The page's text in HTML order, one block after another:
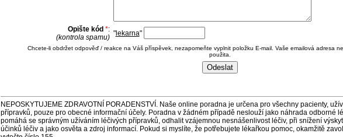
Opište kód *:
(kontrola spamu) "lekarna"
Chcete-li obdržet odpověď / reakce na Váš příspěvek, nezapomeňte vyplnit položku E-mail. Vaše emailová adresa
použita.
NEPOSKYTUJEME ZDRAVOTNÍ PORADENSTVÍ. Naše online poradna je určena pro všechny pacienty,
přípravků, pouze pro obecné informační účely. Poradna v žádném případě neslouží jako náhrada odborné
pomáhá se správným užíváním léčivých přípravků, odhalit vzájemnou nesnášenlivost léčiv, při snížení
účinků léčiv a jako osvěta a zdroj informací. Pokud si myslíte, že potřebujete lékařkou pomoc, okamžitě